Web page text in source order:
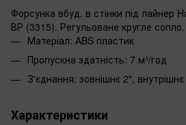
Форсунка вбуд. в стінки під лайнер
ВР (3315). Регульоване кругле сопло.
Матеріал: ABS пластик
Пропускна здатність: 7 м³/год
З'єднання: зовнішнє 2",
Характеристики